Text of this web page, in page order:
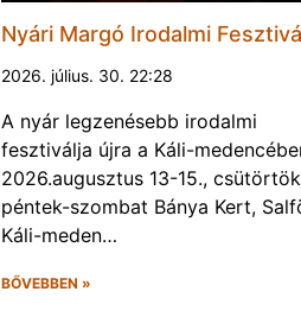
Nyári Margó Irodalmi
2026. július. 30. 22:28
A nyár legzenésebb irodalmi
fesztiválja újra a Káli-
2026.augusztus 13-15.,
péntek-szombat Bánya Kert,
Káli-meden…
BŐVEBBEN »